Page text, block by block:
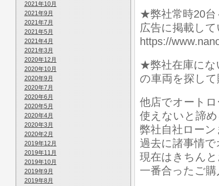
2021年10月
2021年9月
2021年7月
2021年5月
2021年4月
2021年3月
2020年12月
2020年10月
2020年9月
2020年7月
2020年6月
2020年5月
2020年4月
2020年3月
2020年2月
2019年12月
2019年11月
2019年10月
2019年9月
2019年8月
★弊社常時20台
広告に掲載し
https://
★弊社在庫にな
の車両を探し
他店でオート
使えないと諦
弊社自社ロー
過去に諸事情
現在はきちん
一番合ったご